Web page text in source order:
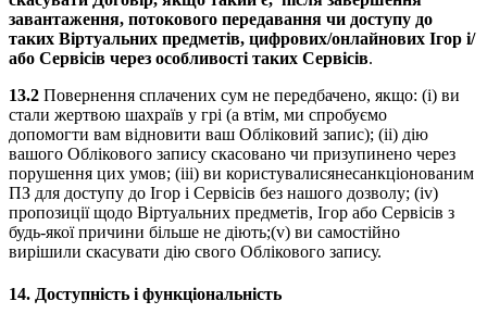
завантаження, потокового передавання чи доступу до
таких Віртуальних предметів, цифрових/онлайнових Ігор і/
або Сервісів через особливості таких Сервісів.
13.2 Повернення сплачених сум не передбачено, якщо: (i) ви
стали жертвою шахраїв у грі (а втім, ми спробуємо
допомогти вам відновити ваш Обліковий запис); (ii) дію
вашого Облікового запису скасовано чи призупинено через
порушення цих умов; (iii) ви користувалисянесанкціонованим
ПЗ для доступу до Ігор і Сервісів без нашого дозволу; (iv)
пропозиції щодо Віртуальних предметів, Ігор або Сервісів з
будь-якої причини більше не діють;(v) ви самостійно
вирішили скасувати дію свого Облікового запису.
14. Доступність і функціональність